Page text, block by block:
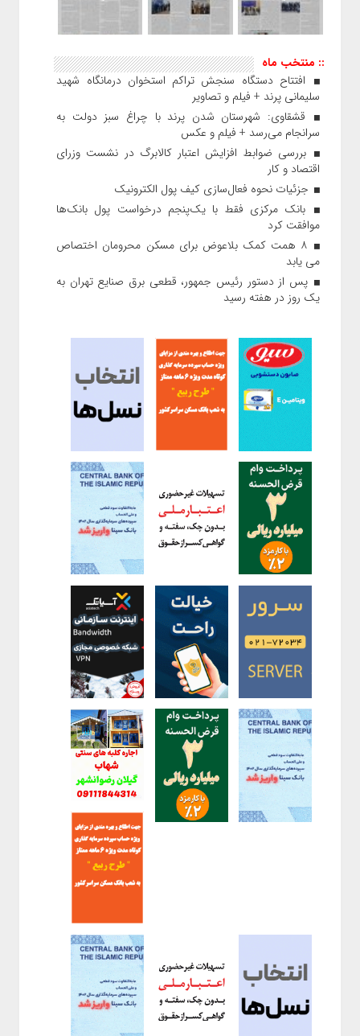
:: منتخب ماه
افتتاح دستگاه سنجش تراکم استخوان درمانگاه شهید
سلیمانی پرند + فیلم و تصاویر
قشقاوی: شهرستان شدن پرند با چراغ سبز دولت به
سرانجام می‌رسد + فیلم و عکس
بررسی ضوابط افزایش اعتبار کالابرگ در نشست وزرای
اقتصاد و کار
جزئیات نحوه فعال‌سازی کیف پول الکترونیک
بانک مرکزی فقط با یک‌‎پنجم درخواست پول بانک‌ها
موافقت کرد
۸ همت کمک بلاعوض برای مسکن محرومان اختصاص
می یابد
پس از دستور رئیس‌ جمهور، قطعی برق صنایع تهران به
یک روز در هفته رسید